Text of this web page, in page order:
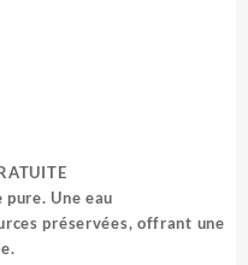
Une eau
préservées, offrant une